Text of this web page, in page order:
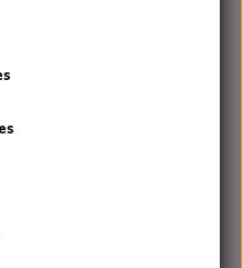
PLÆNEKLIPPER OG